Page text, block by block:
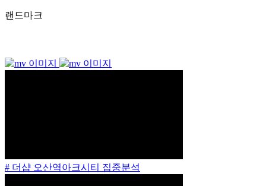
랜드마크
# 더샵 오산역아크시티 집중분석